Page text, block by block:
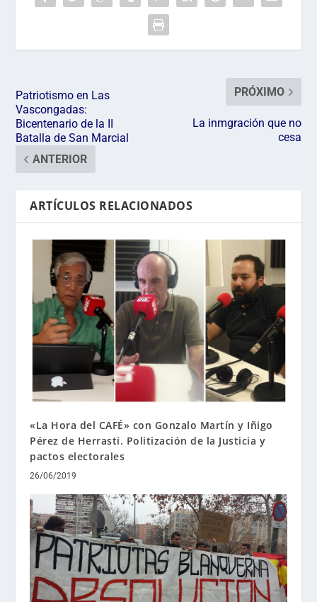
Patriotismo en Las
Vascongadas:
Bicentenario de la II
Batalla de San Marcial
ANTERIOR
PRÓXIMO
La inmgración que no
cesa
ARTÍCULOS RELACIONADOS
«La Hora del CAFÉ» con Gonzalo Martín y Iñigo
Pérez de Herrasti. Politización de la Justicia y
pactos electorales
26/06/2019